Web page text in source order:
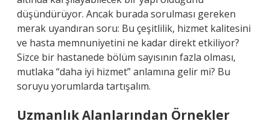
düşündürüyor. Ancak burada sorulması gereken
merak uyandıran soru: Bu çeşitlilik, hizmet kalitesini
ve hasta memnuniyetini ne kadar direkt etkiliyor?
Sizce bir hastanede bölüm sayısının fazla olması,
mutlaka “daha iyi hizmet” anlamına gelir mi? Bu
soruyu yorumlarda tartışalım.
Uzmanlık Alanlarından Örnekler